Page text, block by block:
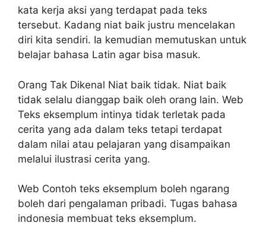
kata kerja aksi yang terdapat pada teks
tersebut. Kadang niat baik justru mencelakan
diri kita sendiri. Ia kemudian memutuskan untuk
belajar bahasa Latin agar bisa masuk.
Orang Tak Dikenal Niat baik tidak. Niat baik
tidak selalu dianggap baik oleh orang lain. Web
Teks eksemplum intinya tidak terletak pada
cerita yang ada dalam teks tetapi terdapat
dalam nilai atau pelajaran yang disampaikan
melalui ilustrasi cerita yang.
Web Contoh teks eksemplum boleh ngarang
boleh dari pengalaman pribadi. Tugas bahasa
indonesia membuat teks eksemplum.